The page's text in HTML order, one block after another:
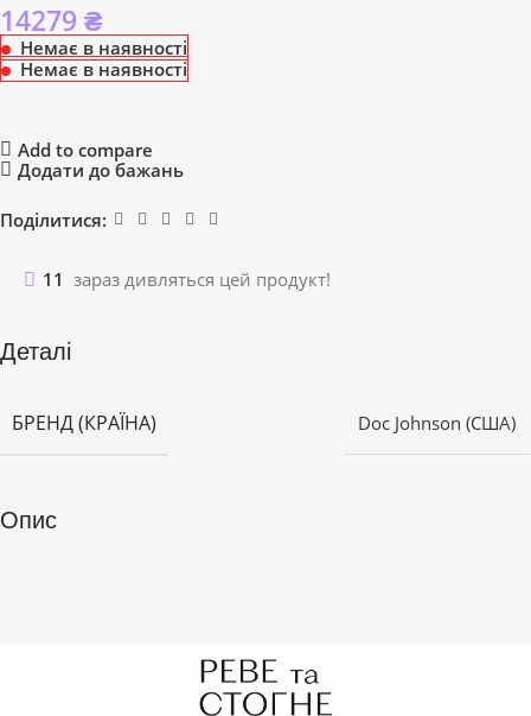
14279 ₴
Немає в наявності
Немає в наявності
Add to compare
Додати до бажань
Поділитися:
11 зараз дивляться цей продукт!
Деталі
БРЕНД (КРАЇНА) Doc Johnson (США)
Опис